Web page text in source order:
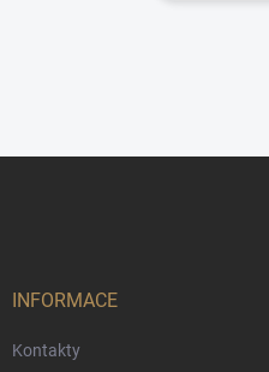
INFORMACE
Kontakty